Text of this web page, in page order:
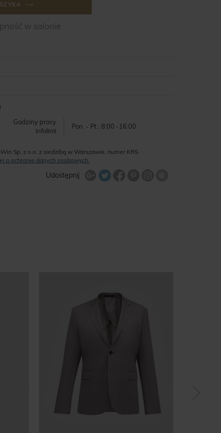
w salonie
Godziny pracy
infolinii
Pon. - Pt.: 8:00 -16:00
Sp. z o.o. z siedzibą w Warszawie, numer KRS
o ochronie danych osobowych.
Udostępnij
Udostępnij na Twitterze